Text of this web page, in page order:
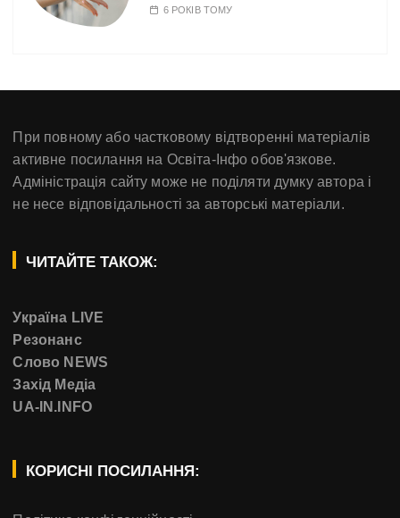
6 РОКІВ ТОМУ
При повному або частковому відтворенні матеріалів
активне посилання на Освіта-Інфо обов'язкове.
Адміністрація сайту може не поділяти думку автора і
не несе відповідальності за авторські матеріали.
ЧИТАЙТЕ ТАКОЖ:
Україна LIVE
Резонанс
Слово NEWS
Захід Медіа
UA-IN.INFO
КОРИСНІ ПОСИЛАННЯ: